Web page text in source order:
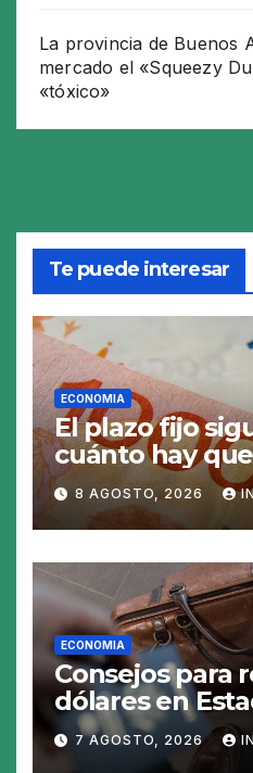
La provincia de Buenos
mercado el «Squeezy
«tóxico»
Te puede interesar
ECONOMIA
El plazo fijo
cuánto hay
generar
8 AGOSTO, 2026
ECONOMIA
Consejos para
dólares en
claves para no
en el viaje
7 AGOSTO, 2026